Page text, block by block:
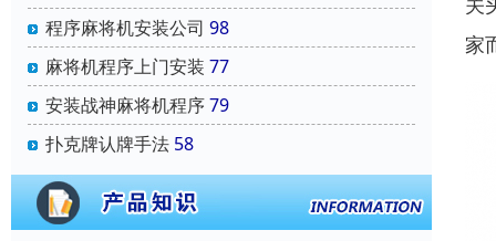
程序麻将机安装公司 98
麻将机程序上门安装 77
安装战神麻将机程序79
扑克牌认牌手法 58
家